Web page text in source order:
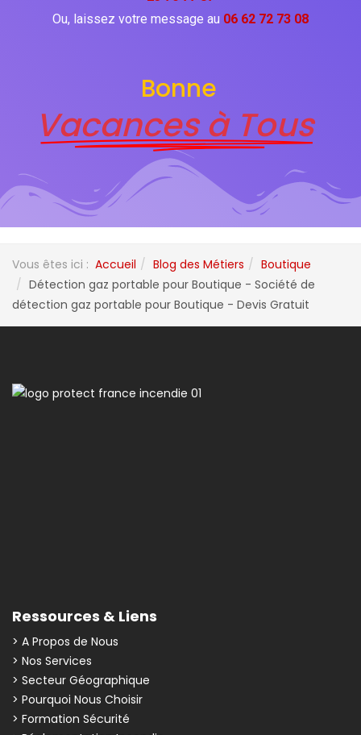
Ou, laissez votre message au 06 62 72 73 08
Bonne
Vacances à Tous
Vous êtes ici : Accueil Blog des Métiers
Boutique
Détection gaz portable pour Boutique - Société de
détection gaz portable pour Boutique - Devis Gratuit
Ressources & Liens
> A Propos de Nous
> Nos Services
> Secteur Géographique
> Pourquoi Nous Choisir
> Formation Sécurité